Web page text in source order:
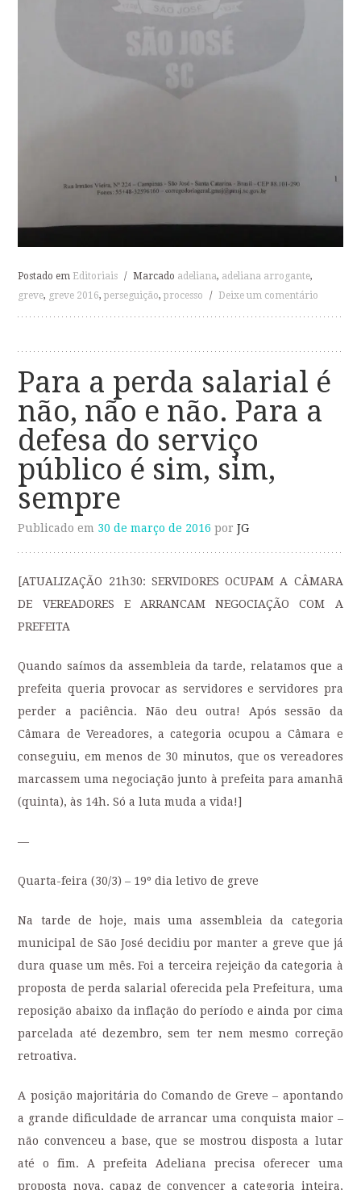
Postado em Editoriais / Marcado adeliana, adeliana arrogante,
greve, greve 2016,perseguição,processo / Deixe um comentário
Para a perda salarial é
não, não e não. Para a
defesa do serviço
público é sim, sim,
sempre
Publicado em 30 de março de 2016 porJG
[ATUALIZAÇÃO 21h30: SERVIDORES OCUPAM A CÂMARA
DE VEREADORES E ARRANCAM NEGOCIAÇÃO COM A
PREFEITA
Quando saímos da assembleia da tarde, relatamos que a
prefeita queria provocar as servidores e servidores pra
perder a paciência. Não deu outra! Após sessão da
Câmara de Vereadores, a categoria ocupou a Câmara e
conseguiu, em menos de 30 minutos, que os vereadores
marcassem uma negociação junto à prefeita para amanhã
(quinta), às 14h. Só a luta muda a vida!]
—
Quarta-feira (30/3) – 19º dia letivo de greve
Na tarde de hoje, mais uma assembleia da categoria
municipal de São José decidiu por manter a greve que já
dura quase um mês. Foi a terceira rejeição da categoria à
proposta de perda salarial oferecida pela Prefeitura, uma
reposição abaixo da inflação do período e ainda por cima
parcelada até dezembro, sem ter nem mesmo correção
retroativa.
A posição majoritária do Comando de Greve – apontando
a grande dificuldade de arrancar uma conquista maior –
não convenceu a base, que se mostrou disposta a lutar
até o fim. A prefeita Adeliana precisa oferecer uma
proposta nova, capaz de convencer a categoria inteira,